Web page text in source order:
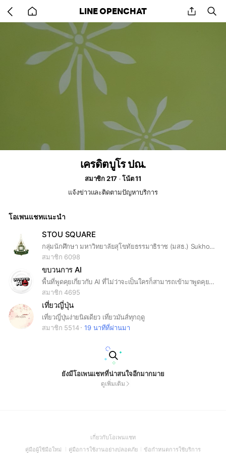
back
to
home
LINE OPENCHAT share
เครดิตบูโร ปณ.
สมาชิก 217
โน้ต 11
แจ้งข่าวและติดตามปัญหาบริการ
โอเพนแชทแนะนำ
STOU SQUARE
กลุ่มนักศึกษา มหาวิทยาลัยสุโขทัยธรรมาธิราช (มสธ.) Sukhothai Thammathirat Open University [STOU]
สมาชิก 6098
ขบวนการ AI
พื้นที่พูดคุยเกี่ยวกับ AI ที่ไม่ว่าจะเป็นใครก็สามารถเข้ามาพูดคุยกับได้ #AIRANGERS
สมาชิก 4695
เที่ยวญี่ปุ่น
เที่ยวญี่ปุ่นง่ายนิดเดียว เที่ยวมันส์ทุกฤดู
สมาชิก 5514
19 นาทีที่ผ่านมา
ยังมีโอเพนแชทที่น่าสนใจอีกมากมาย
ดูเพิ่มเติม
เกี่ยวกับโอเพนแชท(Open
in
คู่มือผู้ใช้มือใหม่ (Open
คู่มือการใช้งานอย่างปลอดภัย(Open
ข้อกำหนดการใช้บริการ(Open